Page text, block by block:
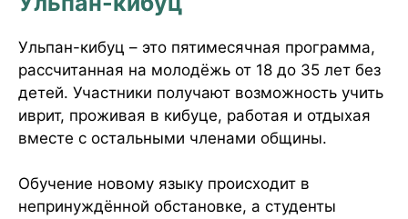
Ульпан-кибуц – это пятимесячная программа,
рассчитанная на молодёжь от 18 до 35 лет без
детей. Участники получают возможность учить
иврит, проживая в кибуце, работая и отдыхая
вместе с остальными членами общины.
Обучение новому языку происходит в
непринуждённой обстановке, а студенты